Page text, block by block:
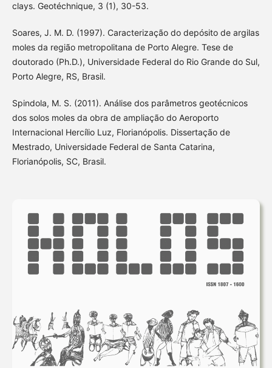
clays. Geotéchnique, 3 (1), 30-53.
Soares, J. M. D. (1997). Caracterização do depósito de argilas
moles da região metropolitana de Porto Alegre. Tese de
doutorado (Ph.D.), Universidade Federal do Rio Grande do Sul,
Porto Alegre, RS, Brasil.
Spindola, M. S. (2011). Análise dos parâmetros geotécnicos
dos solos moles da obra de ampliação do Aeroporto
Internacional Hercílio Luz, Florianópolis. Dissertação de
Mestrado, Universidade Federal de Santa Catarina,
Florianópolis, SC, Brasil.